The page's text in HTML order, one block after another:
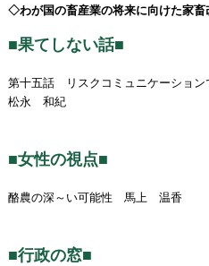
◇わが国の畜産業の将来に向けた家
■果てしない話■
第十五話 リスクコミュニケーショ
松永 和紀
■女性の視点■
酪農の深～い可能性 馬上 温香
■行政の窓■